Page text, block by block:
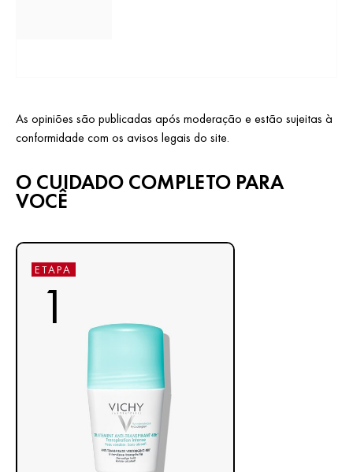
As opiniões são publicadas após moderação e estão sujeitas à
conformidade com os avisos legais do site.
O CUIDADO COMPLETO PARA
VOCÊ
ETAPA
1